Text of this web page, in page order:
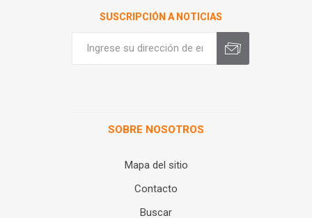
SUSCRIPCIÓN A NOTICIAS
SOBRE NOSOTROS
Mapa del sitio
Contacto
Buscar